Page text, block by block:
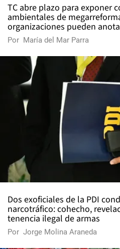
TC abre plazo para exponer
ambientales de
organizaciones pueden
Por María del Mar Parra
Dos exoficiales de la PDI
narcotráfico: cohecho,
tenencia ilegal de armas
Por Jorge Molina Araneda